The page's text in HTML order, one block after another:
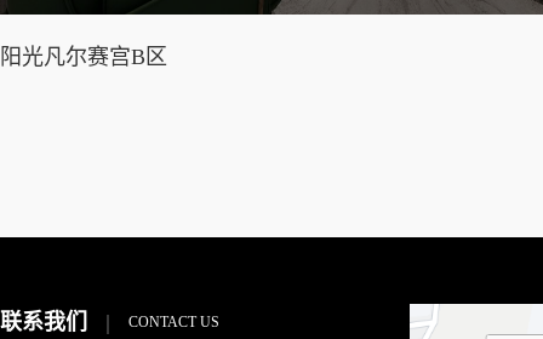
阳光凡尔赛宫B区
联系我们 | CONTACT US